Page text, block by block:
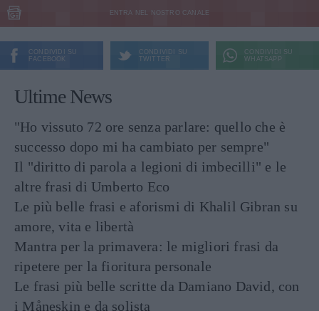
ENTRA NEL NOSTRO CANALE
CONDIVIDI SU
FACEBOOK
CONDIVIDI SU
TWITTER
CONDIVIDI SU
WHATSAPP
Ultime News
"Ho vissuto 72 ore senza parlare: quello che è
successo dopo mi ha cambiato per sempre"
Il "diritto di parola a legioni di imbecilli" e le
altre frasi di Umberto Eco
Le più belle frasi e aforismi di Khalil Gibran su
amore, vita e libertà
Mantra per la primavera: le migliori frasi da
ripetere per la fioritura personale
Le frasi più belle scritte da Damiano David, con
i Måneskin e da solista